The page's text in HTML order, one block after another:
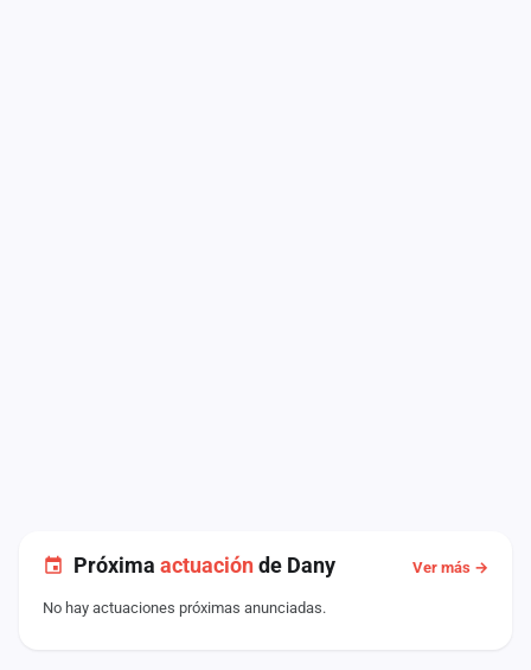
Próxima actuaciónde Dany Ver más →
No hay actuaciones próximas anunciadas.